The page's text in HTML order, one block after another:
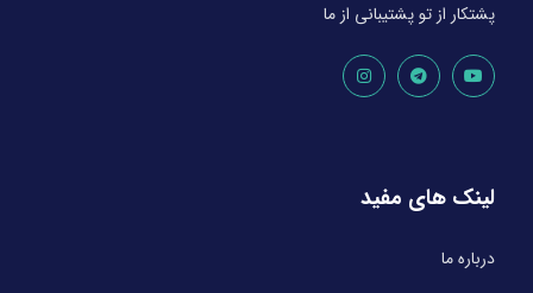
پشتکار از تو پشتیبانی از ما
لینک های مفید
درباره ما